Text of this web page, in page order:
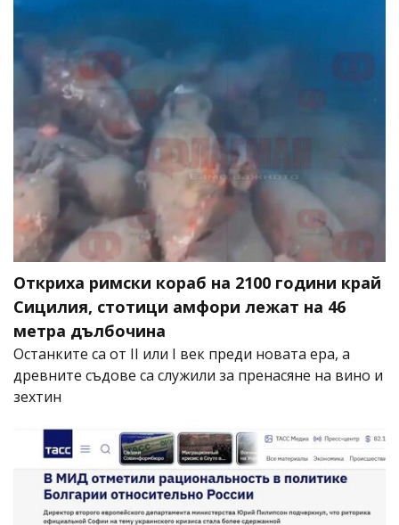
Откриха римски кораб на 2100 години край
Сицилия, стотици амфори лежат на 46
метра дълбочина
Останките са от II или I век преди новата ера, а
древните съдове са служили за пренасяне на вино и
зехтин